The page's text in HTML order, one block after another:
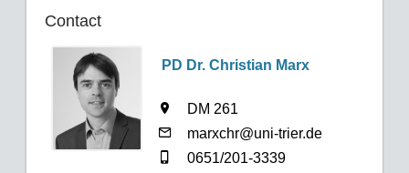
Contact
PD Dr. Christian Marx
DM 261
marxchr@uni-trier.de
0651/201-3339